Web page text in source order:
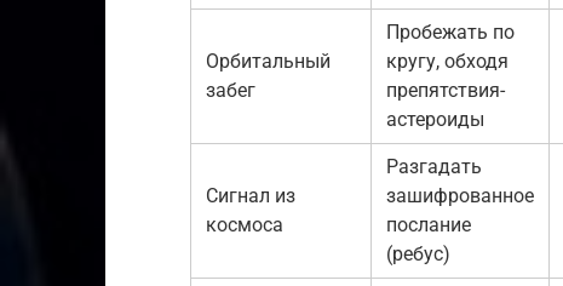
Орбитальный
забег
Пробежать по
кругу, обходя
препятствия-
астероиды
Сигнал из
космоса
Разгадать
зашифрованное
послание
(ребус)